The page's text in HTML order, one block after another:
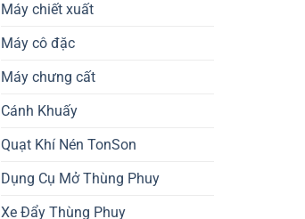
Máy chiết xuất
Máy cô đặc
Máy chưng cất
Cánh Khuấy
Quạt Khí Nén TonSon
Dụng Cụ Mở Thùng Phuy
Xe Đẩy Thùng Phuy